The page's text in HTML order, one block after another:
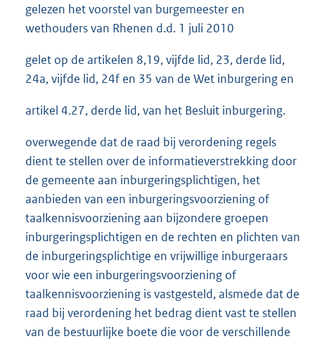
gelezen het voorstel van burgemeester en
wethouders van Rhenen d.d. 1 juli 2010
gelet op de artikelen 8,19, vijfde lid, 23, derde lid,
24a, vijfde lid, 24f en 35 van de Wet inburgering en
artikel 4.27, derde lid, van het Besluit inburgering.
overwegende dat de raad bij verordening regels
dient te stellen over de informatieverstrekking door
de gemeente aan inburgeringsplichtigen, het
aanbieden van een inburgeringsvoorziening of
taalkennisvoorziening aan bijzondere groepen
inburgeringsplichtigen en de rechten en plichten van
de inburgeringsplichtige en vrijwillige inburgeraars
voor wie een inburgeringsvoorziening of
taalkennisvoorziening is vastgesteld, alsmede dat de
raad bij verordening het bedrag dient vast te stellen
van de bestuurlijke boete die voor de verschillende